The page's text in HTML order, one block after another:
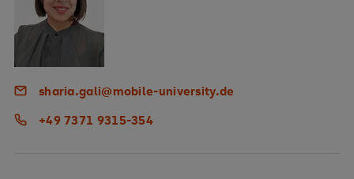
sharia.gali@mobile-university.de
+49 7371 9315-354